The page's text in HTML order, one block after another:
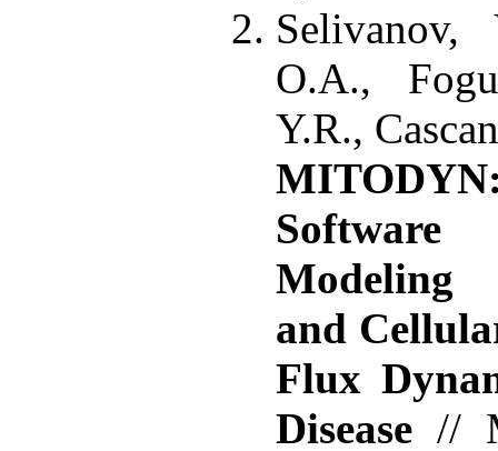
O.A.,
Y.R.,
Modeling
and
Flux
Disease //